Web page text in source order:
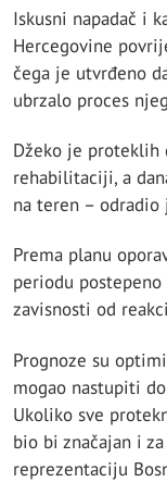
Iskusni napadač i
Hercegovine
čega je utvrđeno
ubrzalo proces
Džeko je proteklih
rehabilitaciji, a
na teren –
Prema planu
periodu
zavisnosti od
Prognoze su
mogao nastupiti
Ukoliko sve
bio bi značajan i
reprezentaciju